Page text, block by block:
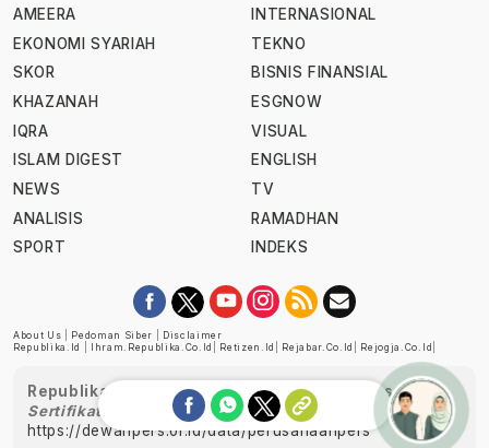
AMEERA
EKONOMI SYARIAH
SKOR
KHAZANAH
IQRA
ISLAM DIGEST
NEWS
ANALISIS
SPORT
INTERNASIONAL
TEKNO
BISNIS FINANSIAL
ESGNOW
VISUAL
ENGLISH
TV
RAMADHAN
INDEKS
About Us Pedoman Siber
Disclaimer
Republika.id
Ihram.republika.co.id Retizen.id Rejabar.co.id Rejogja.co.id
Republika telah diverifikasi oleh Dewan Pers
Sertifikat Nomor 1058/DP-Verifikasi/K/XII/2022
https://dewanpers.or.id/data/perusahaanpers